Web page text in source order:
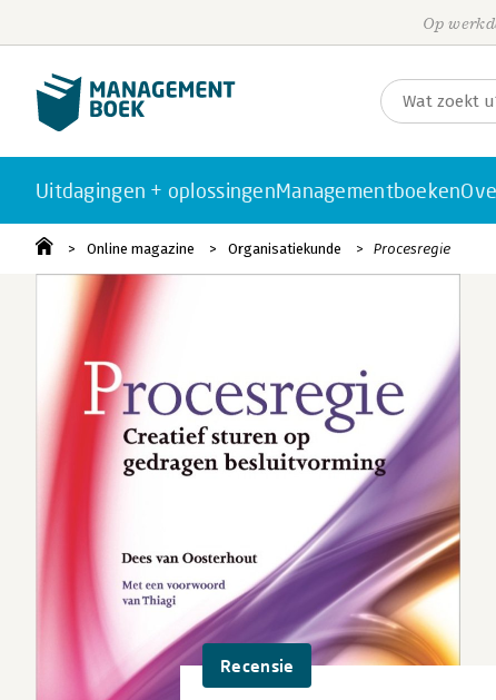
Op
Uitdagingen + oplossingenManagementboeken
Online magazine Organisatiekunde Procesregie
Recensie